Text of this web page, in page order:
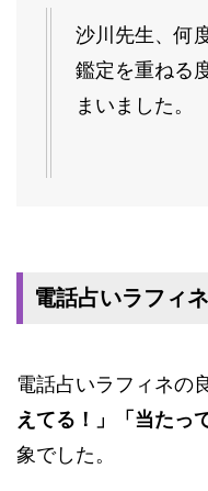
沙川先生、何
鑑定を重ねる
まいました。
電話占いラフィ
電話占いラフィネの
えてる！」「当たっ
象でした。